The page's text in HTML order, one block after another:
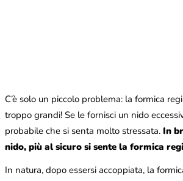
C’è solo un piccolo problema: la formica
troppo grandi! Se le fornisci un nido
probabile che si senta molto stressata. In
nido, più al sicuro si sente la formica
In natura, dopo essersi accoppiata, la